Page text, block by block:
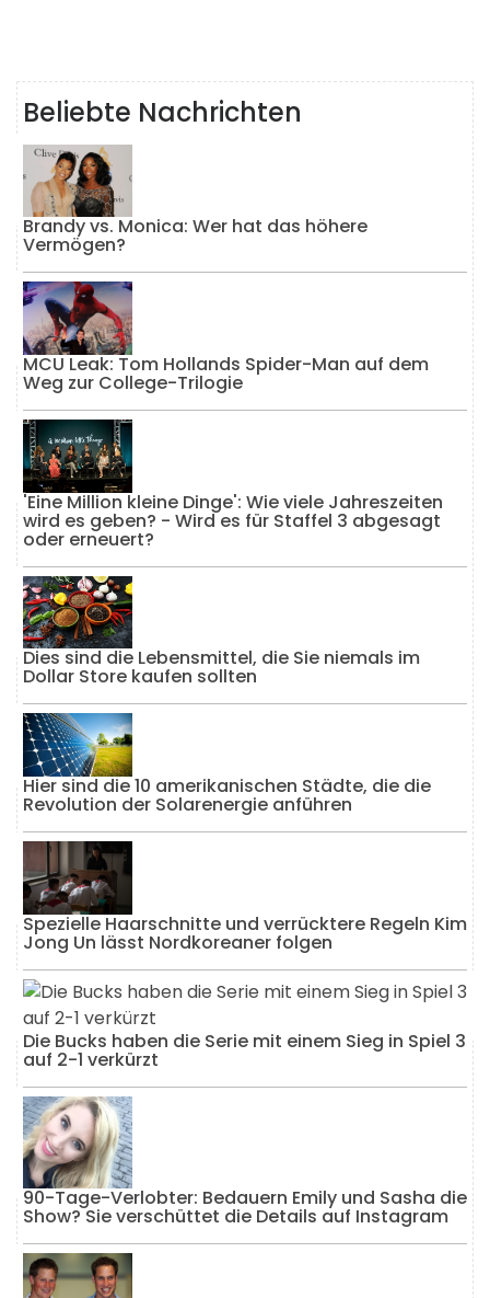
Beliebte Nachrichten
Brandy vs. Monica: Wer hat das höhere
Vermögen?
MCU Leak: Tom Hollands Spider-Man auf dem
Weg zur College-Trilogie
'Eine Million kleine Dinge': Wie viele Jahreszeiten
wird es geben? - Wird es für Staffel 3 abgesagt
oder erneuert?
Dies sind die Lebensmittel, die Sie niemals im
Dollar Store kaufen sollten
Hier sind die 10 amerikanischen Städte, die die
Revolution der Solarenergie anführen
Spezielle Haarschnitte und verrücktere Regeln Kim
Jong Un lässt Nordkoreaner folgen
Die Bucks haben die Serie mit einem Sieg in Spiel 3
auf 2-1 verkürzt
90-Tage-Verlobter: Bedauern Emily und Sasha die
Show? Sie verschüttet die Details auf Instagram